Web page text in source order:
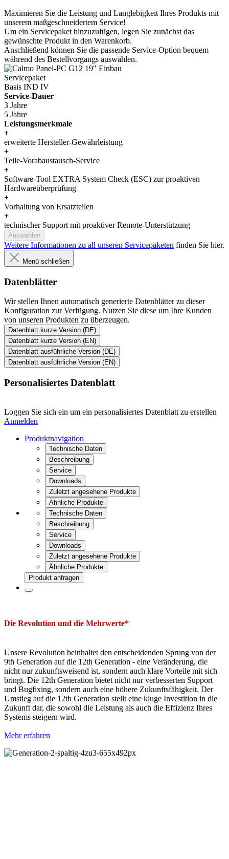
Maximieren Sie die Leistung und Langlebigkeit Ihres Produkts mit
unserem maßgeschneidertem Service!
Um ein Servicepaket hinzuzufügen, legen Sie zunächst das
gewünschte Produkt in den Warenkorb.
Anschließend können Sie die passende Service-Option bequem
während des Bestellvorgangs auswählen.
Servicepaket
Basis IND IV
Service-Dauer
3 Jahre
5 Jahre
Leistungsmerkmale
+
erweiterte Hersteller-Gewährleistung
+
Teile-Vorabaustausch-Service
+
Software-Tool EXTRA System Check (ESC) zur proaktiven
Hardwareüberprüfung
+
Vorhaltung von Ersatzteilen
+
technischer Support mit proaktiver Remote-Unterstützung
Auswählen
Weitere Informationen zu all unseren Servicepaketen finden Sie hier.
Menü schließen
Datenblätter
Wir stellen Ihnen automatisch generierte Datenblätter zu dieser
Konfiguration zur Verfügung. Nutzen Sie diese um Ihre Kunden
von unseren Produkten zu überzeugen.
Datenblatt kurze Version (DE)
Datenblatt kurze Version (EN)
Datenblatt ausführliche Version (DE)
Datenblatt ausführliche Version (EN)
Personalisiertes Datenblatt
Loggen Sie sich ein um ein personalisiertes Datenblatt zu erstellen
Anmelden
Produktnavigation
Technische Daten
Beschreibung
Service
Downloads
Zuletzt angesehene Produkte
Ähnliche Produkte
Technische Daten
Beschreibung
Service
Downloads
Zuletzt angesehene Produkte
Ähnliche Produkte
Produkt anfragen
Die Revolution und die Mehrwerte*
Unsere Revolution beinhaltet den entscheidenden Sprung von der
9th Generation auf die 12th Generation - eine Veränderung, die
nicht nur zukunftsweisend ist, sondern auch klare Vorteile mit sich
bringt. Die 12th Generation bietet nicht nur verbesserten Support
und Bugfixing, sondern auch eine höhere Zukunftsfähigkeit. Der
Umstieg auf die 12th Generation stellt eine kluge Investition in die
Zukunft dar, die sowohl die Leistung als auch die Effizienz Ihres
Systems steigern wird.
Mehr erfahren